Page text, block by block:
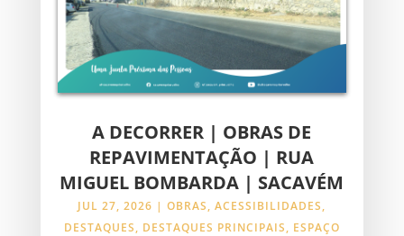
A DECORRER | OBRAS DE
REPAVIMENTAÇÃO | RUA
MIGUEL BOMBARDA | SACAVÉM
JUL 27, 2026 |OBRAS,ACESSIBILIDADES,
DESTAQUES, DESTAQUES PRINCIPAIS, ESPAÇO